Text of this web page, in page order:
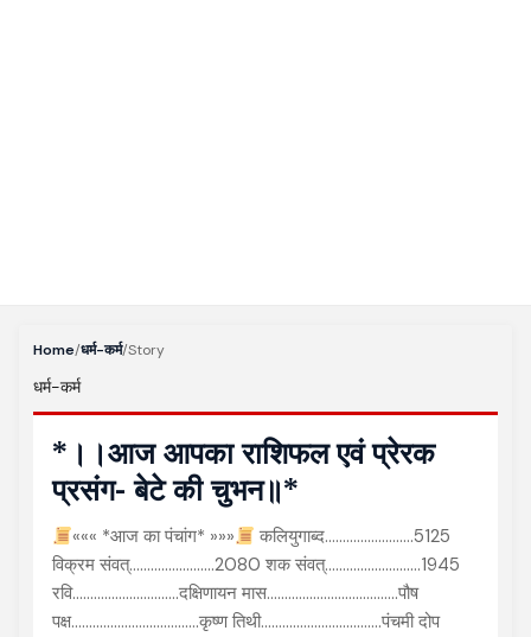
Home/धर्म-कर्म/Story
धर्म-कर्म
*।।आज आपका राशिफल एवं प्रेरक
प्रसंग- बेटे की चुभन॥*
««« *आज का पंचांग* »»»
कलियुगाब्द.........................5125
विक्रम संवत्........................2080 शक संवत्...........................1945
रवि..............................दक्षिणायन मास.....................................पौष
पक्ष....................................कृष्ण तिथी..................................पंचमी दोप